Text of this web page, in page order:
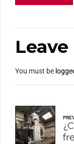
You must be